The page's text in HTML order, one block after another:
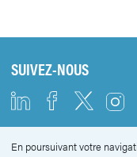
SUIVEZ-NOUS
En poursuivant votre